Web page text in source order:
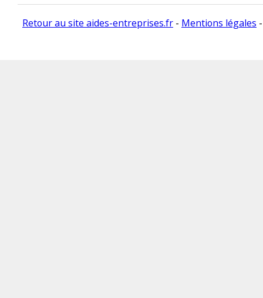
Retour au site aides-entreprises.fr - Mentions légales